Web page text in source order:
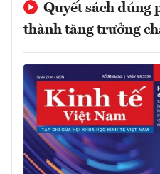
Quyết sách đúng
thành tăng trưởng